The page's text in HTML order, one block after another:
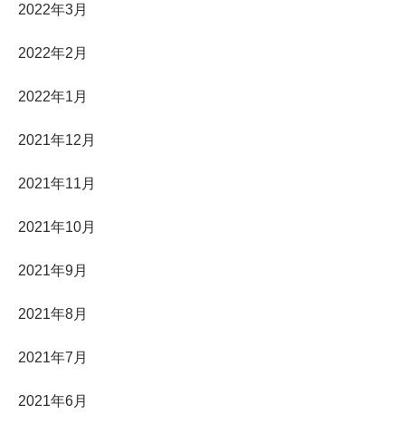
2022年3月
2022年2月
2022年1月
2021年12月
2021年11月
2021年10月
2021年9月
2021年8月
2021年7月
2021年6月